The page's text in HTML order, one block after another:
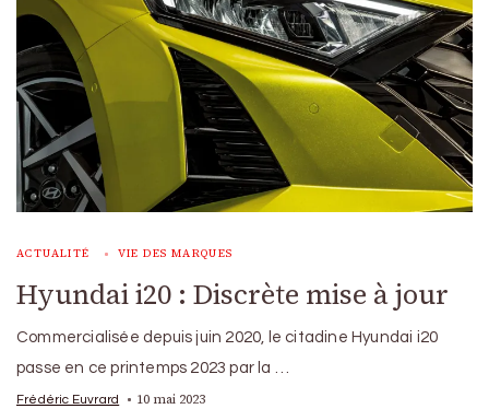
ACTUALITÉ VIE DES MARQUES
Hyundai i20 : Discrète mise à jour
Commercialisée depuis juin 2020, le citadine Hyundai i20
passe en ce printemps 2023 par la …
Frédéric Euvrard 10 mai 2023